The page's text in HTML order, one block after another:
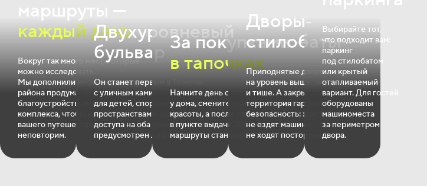
каждый день
Вокруг так много мест, которые
можно исследовать.
Мы дополнили инфраструктуру
района продуманным
благоустройством внутри
комплекса, чтобы каждый момент
вашего путешествия был
неповторим.
Двухуровневый
бульвар
Он станет первым в Тюмени:
с уличным камином, игровыми
для детей, спортивными и релакс‐
пространствами. Для лёгкого
доступа на оба уровня бульвара
предусмотрен лифт.
За покупками —
в тапочках
Начните день с завтрака в кофейне
у дома, смените прическу в салоне
красоты, а после заберите посылки
в пункте выдачи. В Окинаве любые
маршруты становятся короче.
Дворы‐
стилобаты
Приподнятые дворы
на уровень выше, чище
и тише. А закрытая
территория гарантирует
безопасность: здесь
не ездят машины,
не ходят посторонние.
Выбирайте тот,
что подходит вам:
паркинг
под стилобатом
или крытый
отапливаемый
вариант. Для гостей
оборудованы
машиноместа
за периметром
двора.